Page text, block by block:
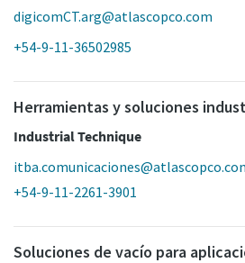
digicomCT.arg@atlascopco.com
+54-9-11-36502985
Herramientas y soluciones
Industrial Technique
+54-9-11-2261-3901
Soluciones de vacío para